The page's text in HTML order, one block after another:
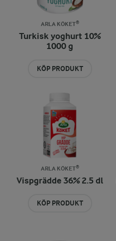
ARLA KÖKET®
Turkisk yoghurt 10%
1000 g
KÖP PRODUKT
ARLA KÖKET®
Vispgrädde 36% 2.5 dl
KÖP PRODUKT